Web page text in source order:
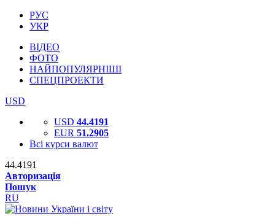
РУС
УКР
ВІДЕО
ФОТО
НАЙПОПУЛЯРНІШІ
СПЕЦПРОЕКТИ
USD
USD 44.4191
EUR 51.2905
Всі курси валют
44.4191
Авторизація
Пошук
RU